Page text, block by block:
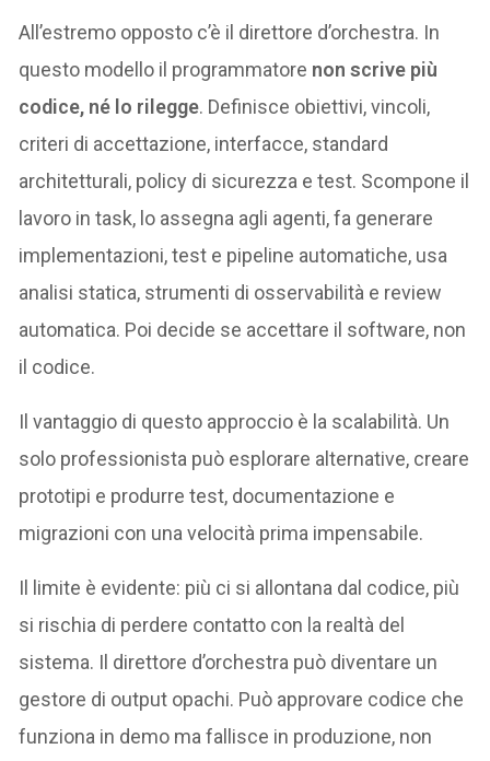
All’estremo opposto c’è il direttore d’orchestra. In
questo modello il programmatore non scrive più
codice, né lo rilegge. Definisce obiettivi, vincoli,
criteri di accettazione, interfacce, standard
architetturali, policy di sicurezza e test. Scompone il
lavoro in task, lo assegna agli agenti, fa generare
implementazioni, test e pipeline automatiche, usa
analisi statica, strumenti di osservabilità e review
automatica. Poi decide se accettare il software, non
il codice.
Il vantaggio di questo approccio è la scalabilità. Un
solo professionista può esplorare alternative, creare
prototipi e produrre test, documentazione e
migrazioni con una velocità prima impensabile.
Il limite è evidente: più ci si allontana dal codice, più
si rischia di perdere contatto con la realtà del
sistema. Il direttore d’orchestra può diventare un
gestore di output opachi. Può approvare codice che
funziona in demo ma fallisce in produzione, non